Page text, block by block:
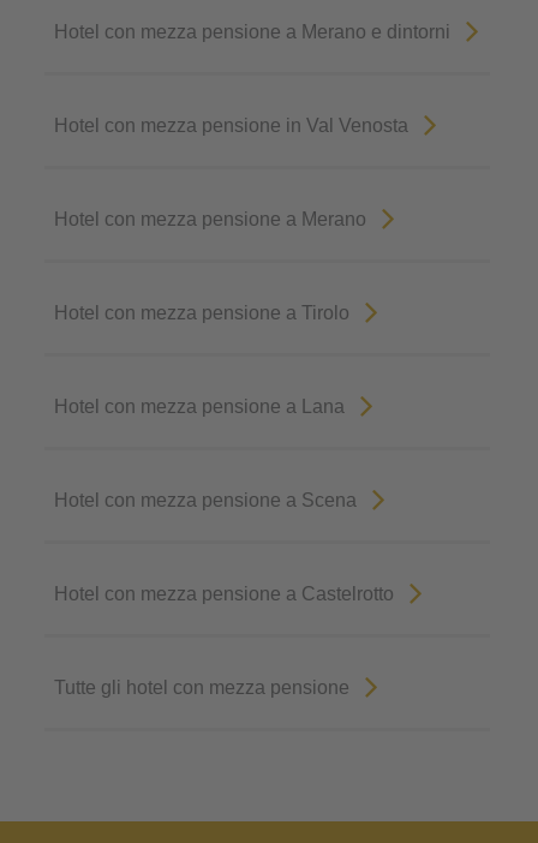
Hotel con mezza pensione a Merano e dintorni
Hotel con mezza pensione in Val Venosta
Hotel con mezza pensione a Merano
Hotel con mezza pensione a Tirolo
Hotel con mezza pensione a Lana
Hotel con mezza pensione a Scena
Hotel con mezza pensione a Castelrotto
Tutte gli hotel con mezza pensione